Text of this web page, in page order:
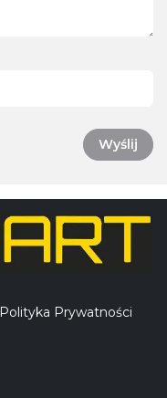
Wyślij
Polityka Prywatności